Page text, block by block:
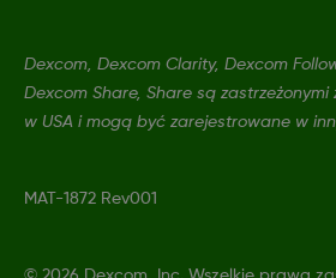
Dexcom, Dexcom Clarity, Dexcom
Dexcom Share, Share są
w USA i mogą być zarejestrowane w
MAT-1872 Rev001